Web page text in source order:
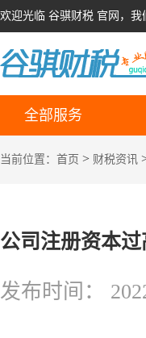
欢迎光临 谷骐财税 官网，
全部服务
当前位置： 首页 > 财税资讯
公司注册资本过
发布时间：